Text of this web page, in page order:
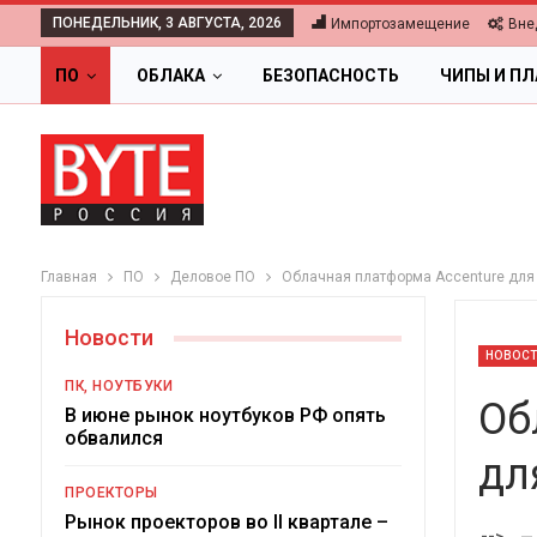
ПОНЕДЕЛЬНИК, 3 АВГУСТА, 2026 Импортозамещение
ПО ОБЛАКА БЕЗОПАСНОСТЬ ЧИПЫ И
Главная ПО Деловое ПО Облачная платформа Accenture
Новости
ПК, НОУТБУКИ
В июне рынок ноутбуков РФ опять
обвалился
ПРОЕКТОРЫ
Рынок проекторов во II квартале –